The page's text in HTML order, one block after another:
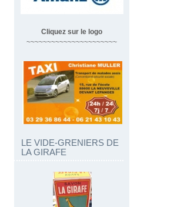
Cliquez sur le logo
~~~~~~~~~~~~~~~~~~~~~~
LE VIDE-GRENIERS DE
LA GIRAFE